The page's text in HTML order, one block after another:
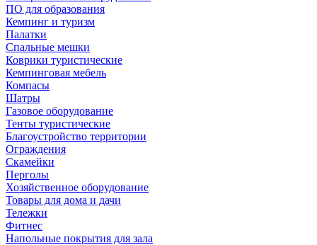
ПО для образования
Кемпинг и туризм
Палатки
Спальные мешки
Коврики туристические
Кемпинговая мебель
Компасы
Шатры
Газовое оборудование
Тенты туристические
Благоустройство территории
Ограждения
Скамейки
Перголы
Хозяйственное оборудование
Товары для дома и дачи
Тележки
Фитнес
Напольные покрытия для зала